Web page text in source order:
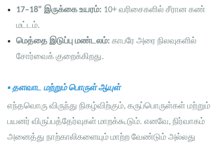
17–18" இருக்கை உயரம்: 10+ வரிசைகளில் சீரான கண்
மட்டம்.
மெத்தை இடுப்பு மண்டலம்: காபரே அரை நிலவுகளில்
சோர்வைக் குறைக்கிறது.
▪தளவாட மற்றும் பொருள் ஆயுள்
எந்தவொரு விருந்து நிகழ்விற்கும், கருப்பொருள்கள் மற்றும்
பயனர் விருப்பத்தேர்வுகள் மாறக்கூடும். எனவே, நிர்வாகம்
அனைத்து நாற்காலிகளையும் மாற்ற வேண்டும் அல்லது